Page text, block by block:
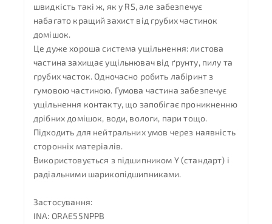
швидкість такі ж, як у RS, але забезпечує
набагато кращий захист від грубих частинок
домішок.
Це дуже хороша система ущільнення: листова
частина захищає ущільнювач від ґрунту, пилу та
грубих часток. Одночасно робить лабіринт з
гумовою частиною. Гумова частина забезпечує
ущільнення контакту, що запобігає проникненню
дрібних домішок, води, вологи, пари тощо.
Підходить для нейтральних умов через наявність
сторонніх матеріалів.
Використовується з підшипником Y (стандарт) і
радіальними шарикопідшипниками.
Застосування:
INA: ORAE55NPPB